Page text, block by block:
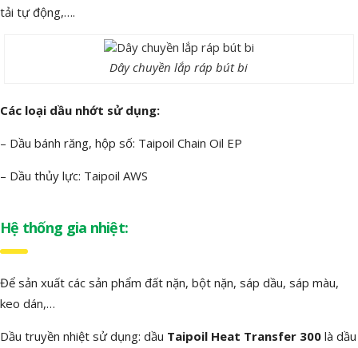
tải tự động,….
Dây chuyền lắp ráp bút bi
Các loại dầu nhớt sử dụng:
– Dầu bánh răng, hộp số: Taipoil Chain Oil EP
– Dầu thủy lực: Taipoil AWS
Hệ thống gia nhiệt:
Để sản xuất các sản phẩm đất nặn, bột nặn, sáp dầu, sáp màu,
keo dán,…
Dầu truyền nhiệt sử dụng: dầu Taipoil Heat Transfer 300 là dầu